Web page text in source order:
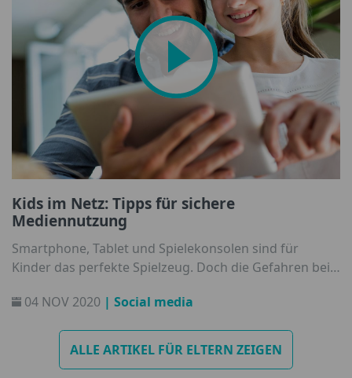
Kids im Netz: Tipps für sichere
Mediennutzung
Smartphone, Tablet und Spielekonsolen sind für
Kinder das perfekte Spielzeug. Doch die Gefahren bei
so bewusst.
04 NOV 2020 | Social media
ALLE ARTIKEL FÜR ELTERN ZEIGEN